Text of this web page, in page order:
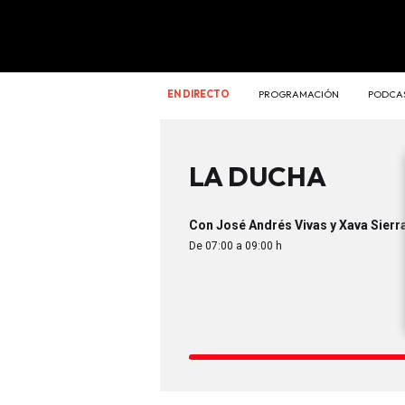
EN DIRECTO PROGRAMACIÓN
LA DUCHA
Con José Andrés Vivas y Xava
De 07:00 a 09:00 h